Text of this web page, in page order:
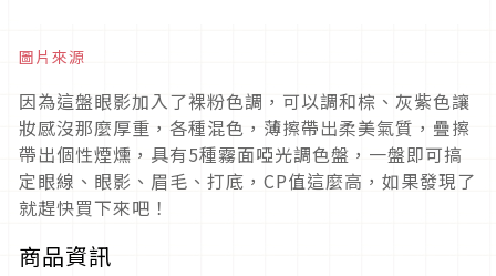
圖片來源
因為這盤眼影加入了裸粉色調，可以調和棕、灰紫色讓
妝感沒那麼厚重，各種混色，薄擦帶出柔美氣質，疊擦
帶出個性煙燻，具有5種霧面啞光調色盤，一盤即可搞
定眼線、眼影、眉毛、打底，CP值這麼高，如果發現了
就趕快買下來吧！
商品資訊